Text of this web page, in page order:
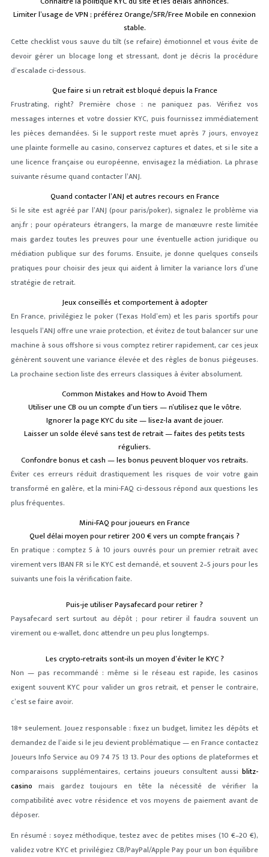
Limiter l’usage de VPN ; préférez Orange/SFR/Free Mobile en connexion
stable.
Cette checklist vous sauve du tilt (se refaire) émotionnel et vous évite de
devoir gérer un blocage long et stressant, dont je décris la procédure
d’escalade ci‑dessous.
Que faire si un retrait est bloqué depuis la France
Frustrating, right? Première chose : ne paniquez pas. Vérifiez vos
messages internes et votre dossier KYC, puis fournissez immédiatement
les pièces demandées. Si le support reste muet après 7 jours, envoyez
une plainte formelle au casino, conservez captures et dates, et si le site a
une licence française ou européenne, envisagez la médiation. La phrase
suivante résume quand contacter l’ANJ.
Quand contacter l’ANJ et autres recours en France
Si le site est agréé par l’ANJ (pour paris/poker), signalez le problème via
anj.fr ; pour opérateurs étrangers, la marge de manœuvre reste limitée
mais gardez toutes les preuves pour une éventuelle action juridique ou
médiation publique sur des forums. Ensuite, je donne quelques conseils
pratiques pour choisir des jeux qui aident à limiter la variance lors d’une
stratégie de retrait.
Jeux conseillés et comportement à adopter
En France, privilégiez le poker (Texas Hold’em) et les paris sportifs pour
lesquels l’ANJ offre une vraie protection, et évitez de tout balancer sur une
machine à sous offshore si vous comptez retirer rapidement, car ces jeux
génèrent souvent une variance élevée et des règles de bonus piégeuses.
La prochaine section liste des erreurs classiques à éviter absolument.
Common Mistakes and How to Avoid Them
Utiliser une CB ou un compte d’un tiers — n’utilisez que le vôtre.
Ignorer la page KYC du site — lisez-la avant de jouer.
Laisser un solde élevé sans test de retrait — faites des petits tests
réguliers.
Confondre bonus et cash — les bonus peuvent bloquer vos retraits.
Éviter ces erreurs réduit drastiquement les risques de voir votre gain
transformé en galère, et la mini‑FAQ ci‑dessous répond aux questions les
plus fréquentes.
Mini‑FAQ pour joueurs en France
Quel délai moyen pour retirer 200 € vers un compte français ?
En pratique : comptez 5 à 10 jours ouvrés pour un premier retrait avec
virement vers IBAN FR si le KYC est demandé, et souvent 2–5 jours pour les
suivants une fois la vérification faite.
Puis‑je utiliser Paysafecard pour retirer ?
Paysafecard sert surtout au dépôt ; pour retirer il faudra souvent un
virement ou e‑wallet, donc attendre un peu plus longtemps.
Les crypto‑retraits sont‑ils un moyen d’éviter le KYC ?
Non — pas recommandé : même si le réseau est rapide, les casinos
exigent souvent KYC pour valider un gros retrait, et penser le contraire,
c’est se faire avoir.
18+ seulement. Jouez responsable : fixez un budget, limitez les dépôts et
demandez de l’aide si le jeu devient problématique — en France contactez
Joueurs Info Service au 09 74 75 13 13. Pour des options de plateformes et
comparaisons supplémentaires, certains joueurs consultent aussiblitz-
casino mais gardez toujours en tête la nécessité de vérifier la
compatibilité avec votre résidence et vos moyens de paiement avant de
déposer.
En résumé : soyez méthodique, testez avec de petites mises (10 €–20 €),
validez votre KYC et privilégiez CB/PayPal/Apple Pay pour un bon équilibre